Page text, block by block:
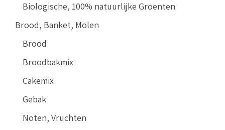
Biologische, 100% natuurlijke Groenten
Brood, Banket, Molen
Brood
Broodbakmix
Cakemix
Gebak
Noten, Vruchten